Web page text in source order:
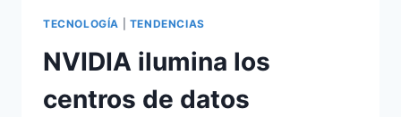
IA
EN
EL
EDGE
AUMENTA
TECNOLOGÍA TENDENCIAS
NVIDIA ilumina los
centros de datos